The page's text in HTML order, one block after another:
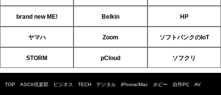
brand new ME! Belkin HP
ヤマハ Zoom ソフトバンクのIoT
STORM pCloud ソフクリ
TOP ASCII倶楽部 ビジネス TECH デジタル iPhone/Mac ホビー 自作PC AV